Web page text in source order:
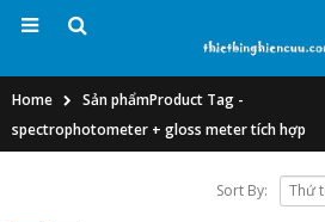
Home Sản phẩmProduct Tag -
spectrophotometer + gloss meter tích hợp
Sort By: